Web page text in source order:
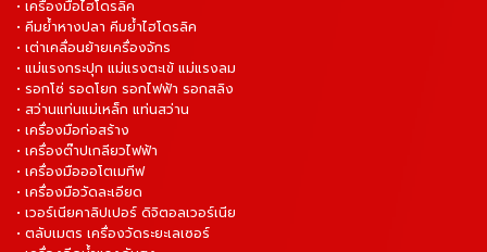
• เครื่องมือไฮโดรลิค
• คีมย้ำหางปลา คีมย้ำไฮโดรลิค
• เต่าเคลื่อนย้ายเครื่องจักร
• แม่แรงกระปุก แม่แรงตะเข้ แม่แรงลม
• รอกโซ่ รอดโยก รอกไฟฟ้า รอกสลิง
• สว่านแท่นแม่เหล็ก แท่นสว่าน
• เครื่องมือก่อสร้าง
• เครื่องต๊าปเกลียวไฟฟ้า
• เครื่องมือออโตเมทีฟ
• เครื่องมือวัดละเอียด
• เวอร์เนียคาลิปเปอร์ ดิจิตอลเวอร์เนีย
• ตลับเมตร เครื่องวัดระยะเลเซอร์